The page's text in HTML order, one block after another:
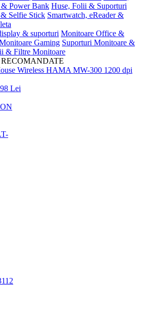
& Power Bank Huse, Folii & Suporturi
Selfie Stick Smartwatch, eReader &
& suporturi Monitoare Office &
Gaming Suporturi Monitoare &
& Filtre Monitoare
Wireless HAMA MW-300 1200 dpi
98 Lei